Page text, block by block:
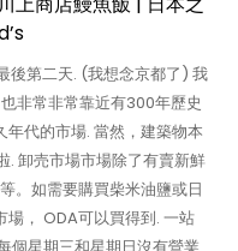
後第二天. (我想念京都了) 我
非常非常靠近有300年歷史
代的市場. 當然，建築物本
. 卸売市場市場除了有賣新鮮
。如需要購買柴米油鹽或日
， ODA可以買得到. 一站